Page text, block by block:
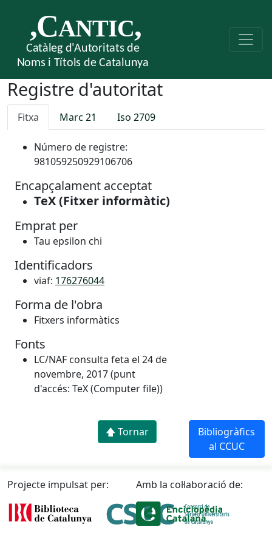
Registre d'autoritat
Fitxa Marc 21 Iso 2709
Número de registre:
981059250929106706
Encapçalament acceptat
TeX (Fitxer informàtic)
Emprat per
Tau epsilon chi
Identificadors
viaf: 176276044
Forma de l'obra
Fitxers informàtics
Fonts
LC/NAF consulta feta el 24 de
novembre, 2017 (punt
d'accés: TeX (Computer file))
🡅 Tornar
Bibliogràfics
al CCUC
Projecte impulsat per: Amb la col·laboració de: